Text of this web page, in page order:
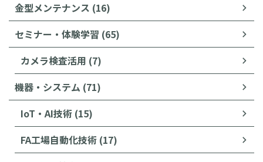
金型メンテナンス (16)
セミナー・体験学習 (65)
カメラ検査活用 (7)
機器・システム (71)
IoT・AI技術 (15)
FA工場自動化技術 (17)